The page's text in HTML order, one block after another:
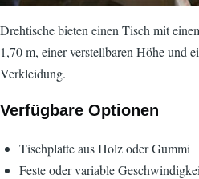
Drehtische bieten einen Tisch mit
1,70 m, einer verstellbaren Höhe und
Verkleidung.
Verfügbare Optionen
Tischplatte aus Holz oder Gummi
Feste oder variable